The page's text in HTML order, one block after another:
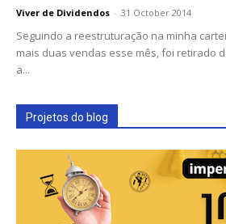
Viver de Dividendos - 31 October 2014
Seguindo a reestruturação na minha
mais duas vendas esse mês, foi retirado
a...
Projetos do blog